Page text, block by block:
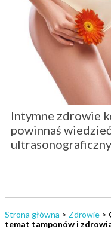
Intymne zdrowie
powinnaś
Strona główna > Zdrowie >
temat tamponów i